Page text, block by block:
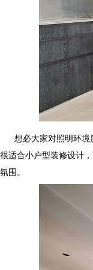
想必大家对照明环境质
很适合小户型装修设计
氛围。